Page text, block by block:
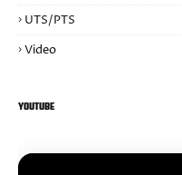
UTS/PTS
Video
YOUTUBE